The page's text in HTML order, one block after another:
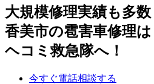
大規模修理実績も多数
香美市の雹害車修理は
ヘコミ救急隊へ！
今すぐ電話相談する